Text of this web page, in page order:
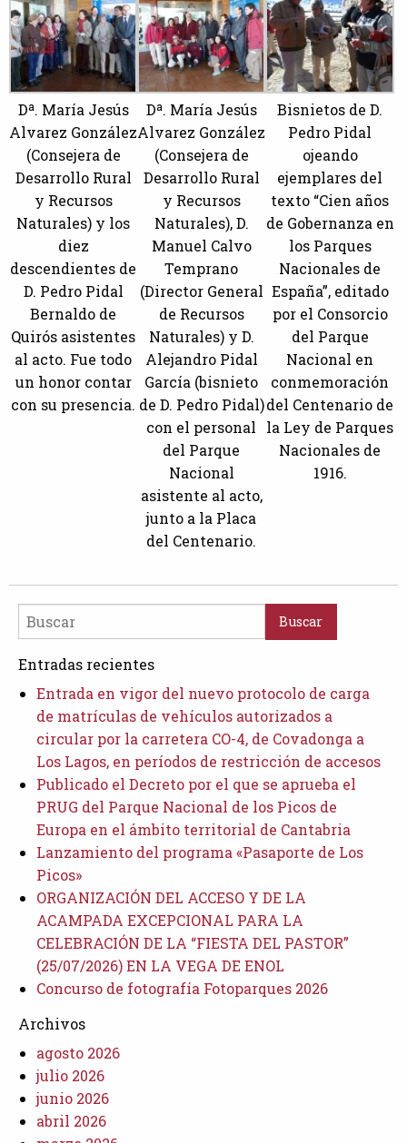
Dª. María Jesús
Alvarez González
(Consejera de
Desarrollo Rural
y Recursos
Naturales) y los
diez
descendientes de
D. Pedro Pidal
Bernaldo de
Quirós asistentes
al acto. Fue todo
un honor contar
con su presencia.
Dª. María Jesús
Alvarez González
(Consejera de
Desarrollo Rural
y Recursos
Naturales), D.
Manuel Calvo
Temprano
(Director General
de Recursos
Naturales) y D.
Alejandro Pidal
García (bisnieto
de D. Pedro Pidal)
con el personal
del Parque
Nacional
asistente al acto,
junto a la Placa
del Centenario.
Bisnietos de D.
Pedro Pidal
ojeando
ejemplares del
texto “Cien años
de Gobernanza en
los Parques
Nacionales de
España”, editado
por el Consorcio
del Parque
Nacional en
conmemoración
del Centenario de
la Ley de Parques
Nacionales de
1916.
Buscar
Entradas recientes
Entrada en vigor del nuevo protocolo de carga
de matrículas de vehículos autorizados a
circular por la carretera CO-4, de Covadonga a
Los Lagos, en períodos de restricción de accesos
Publicado el Decreto por el que se aprueba el
PRUG del Parque Nacional de los Picos de
Europa en el ámbito territorial de Cantabria
Lanzamiento del programa «Pasaporte de Los
Picos»
ORGANIZACIÓN DEL ACCESO Y DE LA
ACAMPADA EXCEPCIONAL PARA LA
CELEBRACIÓN DE LA “FIESTA DEL PASTOR”
(25/07/2026) EN LA VEGA DE ENOL
Concurso de fotografía Fotoparques 2026
Archivos
agosto 2026
julio 2026
junio 2026
abril 2026